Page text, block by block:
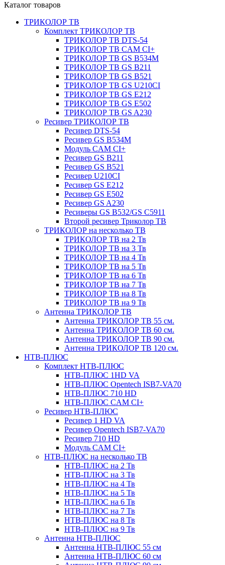
Каталог товаров
ТРИКОЛОР ТВ
Комплект ТРИКОЛОР ТВ
ТРИКОЛОР ТВ DTS-54
ТРИКОЛОР ТВ CAM CI+
ТРИКОЛОР ТВ GS B534M
ТРИКОЛОР ТВ GS B211
ТРИКОЛОР ТВ GS B521
ТРИКОЛОР ТВ GS U210CI
ТРИКОЛОР ТВ GS E212
ТРИКОЛОР ТВ GS E502
ТРИКОЛОР ТВ GS A230
Ресивер ТРИКОЛОР ТВ
Ресивер DTS-54
Ресивер GS B534M
Модуль CAM CI+
Ресивер GS B211
Ресивер GS B521
Ресивер U210CI
Ресивер GS E212
Ресивер GS E502
Ресивер GS A230
Ресиверы GS B532/GS C5911
Второй ресивер Триколор ТВ
ТРИКОЛОР на несколько ТВ
ТРИКОЛОР ТВ на 2 Тв
ТРИКОЛОР ТВ на 3 Тв
ТРИКОЛОР ТВ на 4 Тв
ТРИКОЛОР ТВ на 5 Тв
ТРИКОЛОР ТВ на 6 Тв
ТРИКОЛОР ТВ на 7 Тв
ТРИКОЛОР ТВ на 8 Тв
ТРИКОЛОР ТВ на 9 Тв
Антенна ТРИКОЛОР ТВ
Антенна ТРИКОЛОР ТВ 55 см.
Антенна ТРИКОЛОР ТВ 60 см.
Антенна ТРИКОЛОР ТВ 90 см.
Антенна ТРИКОЛОР ТВ 120 см.
НТВ-ПЛЮС
Комплект НТВ-ПЛЮС
НТВ-ПЛЮС 1HD VA
НТВ-ПЛЮС Opentech ISB7-VA70
НТВ-ПЛЮС 710 HD
НТВ-ПЛЮС CAM CI+
Ресивер НТВ-ПЛЮС
Ресивер 1 HD VA
Ресивер Opentech ISB7-VA70
Ресивер 710 HD
Модуль CAM CI+
НТВ-ПЛЮС на несколько ТВ
НТВ-ПЛЮС на 2 Тв
НТВ-ПЛЮС на 3 Тв
НТВ-ПЛЮС на 4 Тв
НТВ-ПЛЮС на 5 Тв
НТВ-ПЛЮС на 6 Тв
НТВ-ПЛЮС на 7 Тв
НТВ-ПЛЮС на 8 Тв
НТВ-ПЛЮС на 9 Тв
Антенна НТВ-ПЛЮС
Антенна НТВ-ПЛЮС 55 см
Антенна НТВ-ПЛЮС 60 см